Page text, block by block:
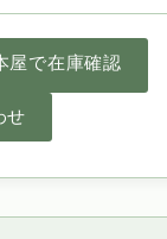
屋で在庫確認
せ